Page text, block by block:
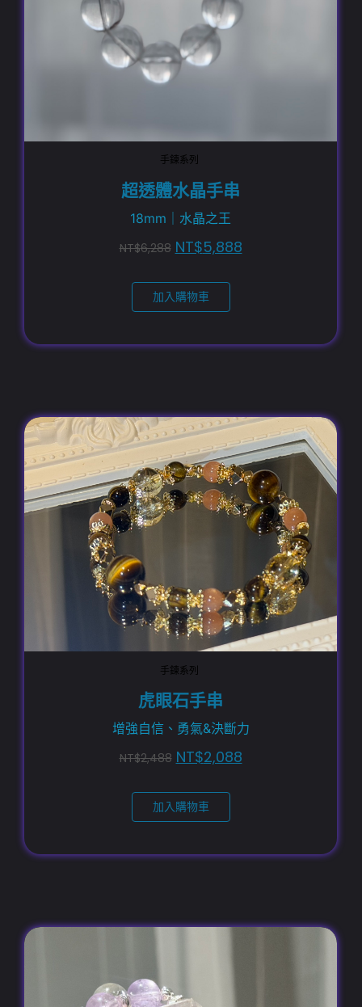
手鍊系列
超透體水晶手串
18mm｜水晶之王
NT$6,288 NT$5,888
加入購物車
手鍊系列
虎眼石手串
增強自信、勇氣&決斷力
NT$2,488 NT$2,088
加入購物車